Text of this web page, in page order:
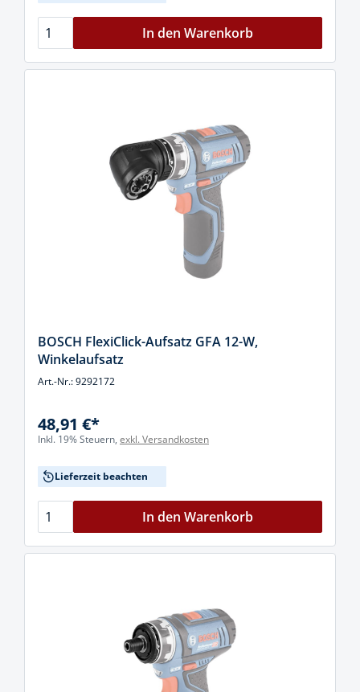
In den Warenkorb
BOSCH FlexiClick-Aufsatz GFA 12-W,
Winkelaufsatz
Art.-Nr.: 9292172
48,91 €*
Inkl. 19% Steuern, exkl. Versandkosten
Lieferzeit beachten
In den Warenkorb